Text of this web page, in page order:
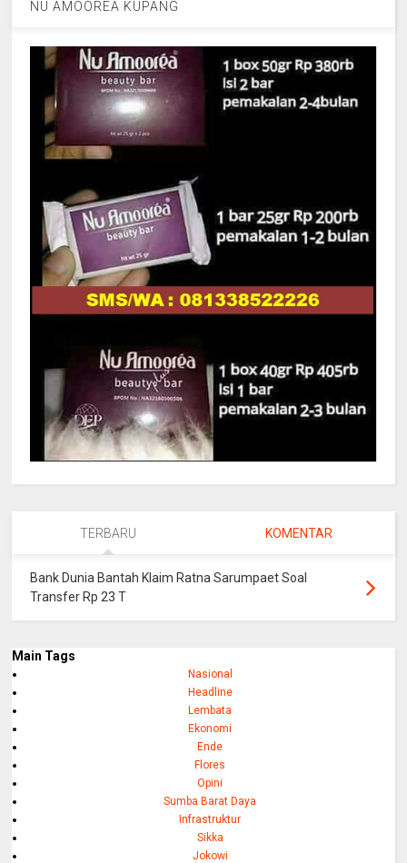
NU AMOOREA KUPANG
TERBARU KOMENTAR
Bank Dunia Bantah Klaim Ratna Sarumpaet Soal
Transfer Rp 23 T
Main Tags
Nasional
Headline
Lembata
Ekonomi
Ende
Flores
Opini
Sumba Barat Daya
Infrastruktur
Sikka
Jokowi